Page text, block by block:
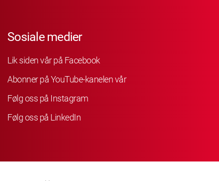
Sosiale medier
Lik siden vår på Facebook
Abonner på YouTube-kanelen vår
Følg oss på Instagram
Følg oss på LinkedIn